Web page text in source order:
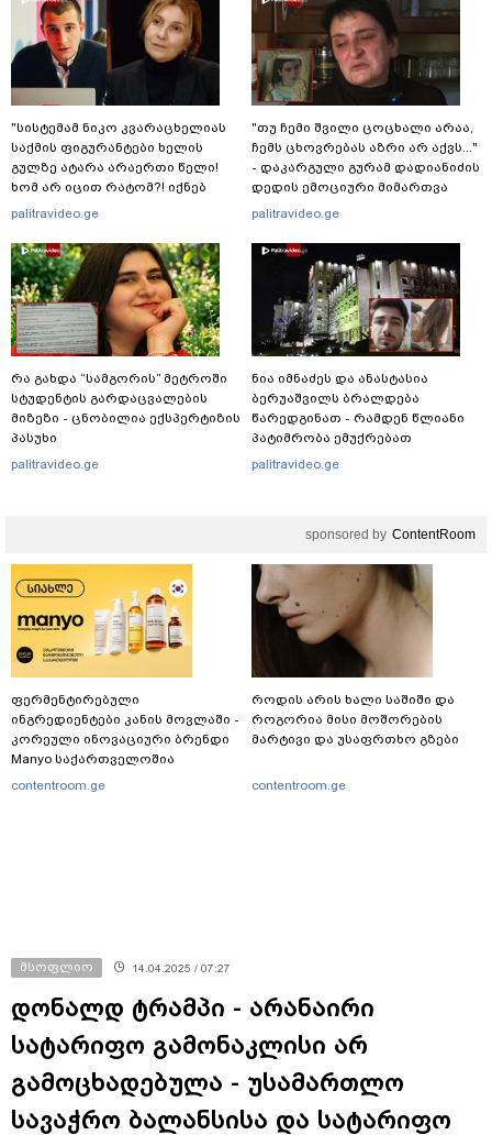
"სისტემამ ნიკო კვარაცხელიას
საქმის ფიგურანტები ხელის
გულზე ატარა არაერთი წელი!
ხომ არ იცით რატომ?! იქნებ
იმიტომ რომ თავად
კვარაცხელიას დედა
განცხადებას ავრცელებს
palitravideo.ge
რა გახდა “სამგორის” მეტროში
სტუდენტის გარდაცვალების
მიზეზი - ცნობილია ექსპერტიზის
პასუხი
palitravideo.ge
"თუ ჩემი შვილი ცოცხალი არაა,
ჩემს ცხოვრებას აზრი არ აქვს..."
- დაკარგული გურამ დადიანიძის
დედის ემოციური მიმართვა
palitravideo.ge
ნია იმნაძეს და ანასტასია
ბერუაშვილს ბრალდება
წარედგინათ - რამდენ წლიანი
პატიმრობა ემუქრებათ
არასრულწლოვნებს?
palitravideo.ge
sponsored by ContentRoom
ფერმენტირებული
ინგრედიენტები კანის მოვლაში -
კორეული ინოვაციური ბრენდი
Manyo საქართველოშია
contentroom.ge
როდის არის ხალი საშიში და
როგორია მისი მოშორების
მარტივი და უსაფრთხო გზები
contentroom.ge
მსოფლიო 14.04.2025 / 07:27
დონალდ ტრამპი - არანაირი
სატარიფო გამონაკლისი არ
გამოცხადებულა - უსამართლო
სავაჭრო ბალანსისა და სატარიფო